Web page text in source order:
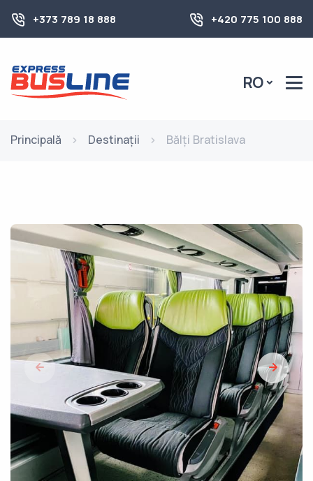
+373 789 18 888 +420 775 100 888
RO
Principală Destinații Bălți Bratislava